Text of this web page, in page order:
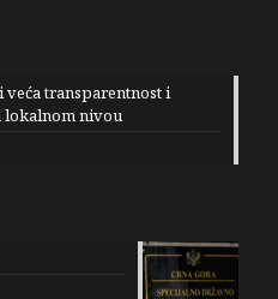
transparentnost i
lokalnom nivou